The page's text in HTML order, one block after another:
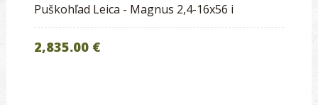
Puškohľad Leica - Magnus 2,4-16x56 i
2,835.00 €